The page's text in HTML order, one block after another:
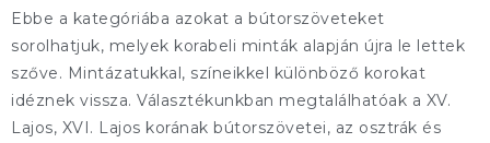
Ebbe a kategóriába azokat a bútorszöveteket
sorolhatjuk, melyek korabeli minták alapján újra le lettek
szőve. Mintázatukkal, színeikkel különböző korokat
idéznek vissza. Választékunkban megtalálhatóak a XV.
Lajos, XVI. Lajos korának bútorszövetei, az osztrák és